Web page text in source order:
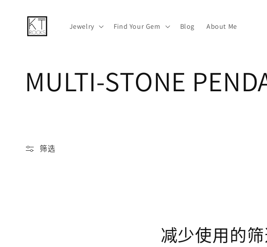
Jewelry Find Your Gem Blog About Me
收
:
MULTI-STONE
筛选
减少使用的